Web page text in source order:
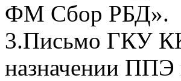
ФМ Сбор РБД».
3.Письмо ГКУ
назначении ППЭ